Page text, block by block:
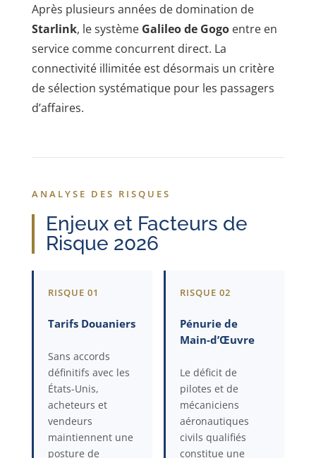
Après plusieurs années de domination de
Starlink, le système Galileo de Gogoentre en
service comme concurrent direct. La
connectivité illimitée est désormais un critère
de sélection systématique pour les passagers
d’affaires.
ANALYSE DES RISQUES
Enjeux et Facteurs de
Risque 2026
RISQUE 01
Tarifs Douaniers
Sans accords
définitifs avec les
États-Unis,
acheteurs et
vendeurs
maintiennent une
posture de
RISQUE 02
Pénurie de
Main-d’Œuvre
Le déficit de
pilotes et de
mécaniciens
aéronautiques
civils qualifiés
constitue une